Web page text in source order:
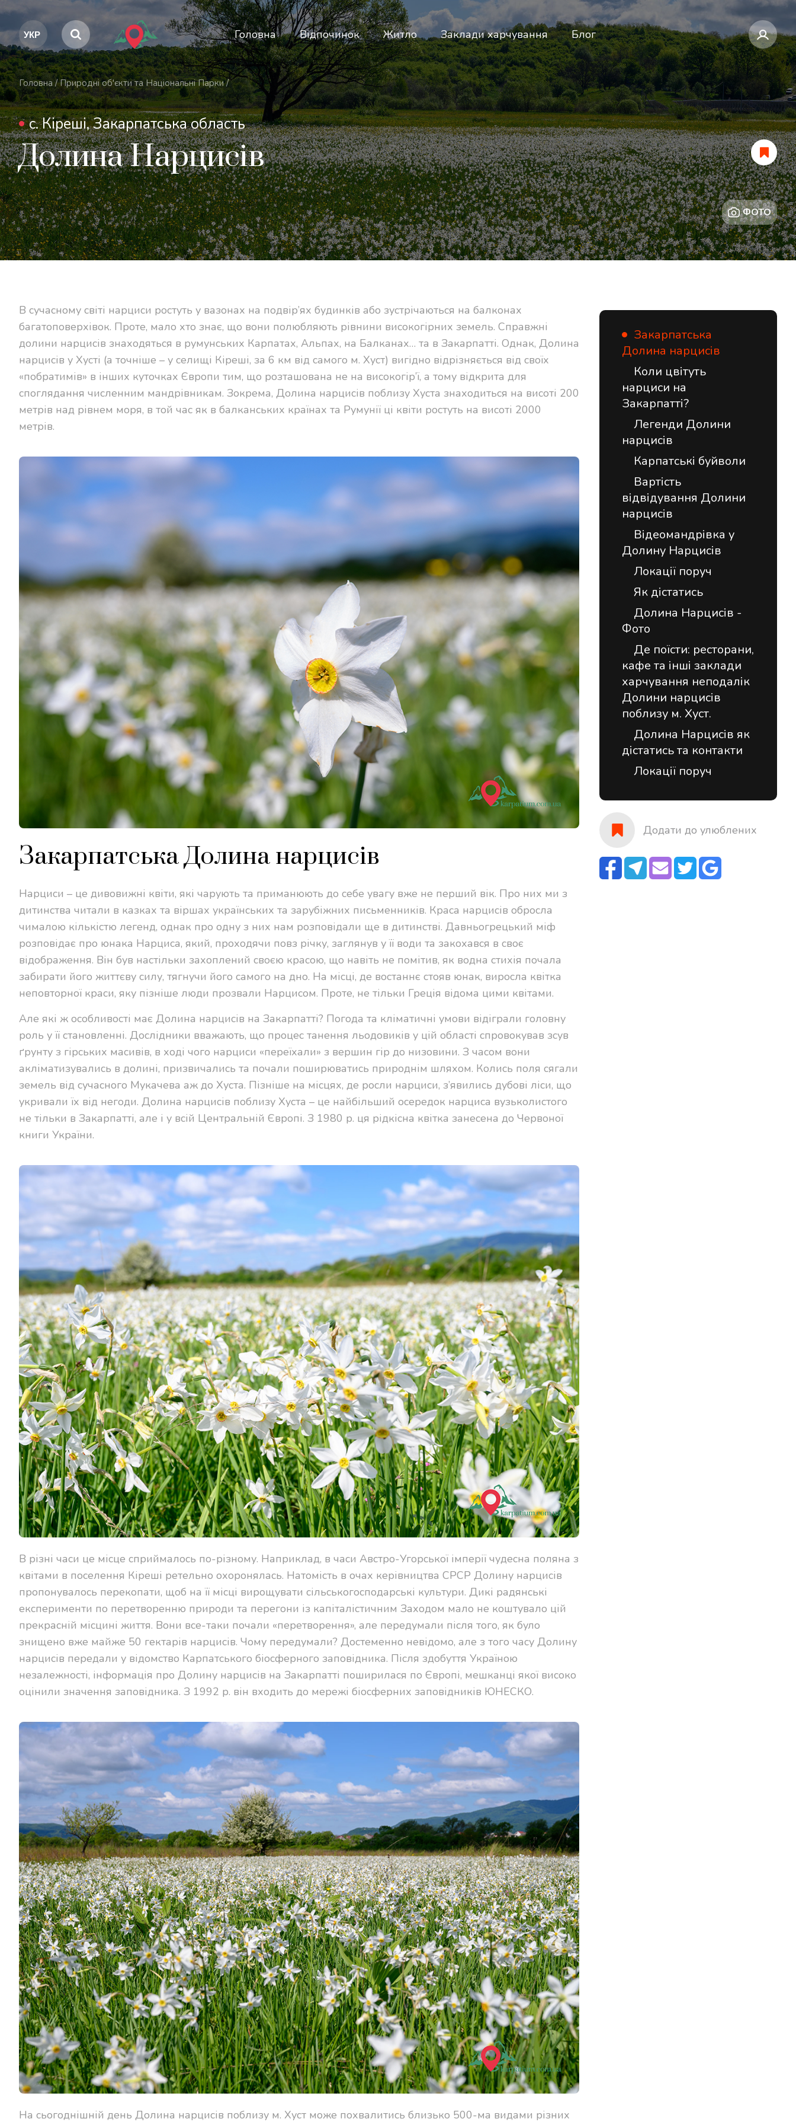
Головна Відпочинок Житло Заклади харчування Блог
Головна / Природні об'єкти та Національні Парки /
c. Кіреші, Закарпатська область
Долина Нарцисів
ФОТО
В сучасному світі нарциси ростуть у вазонах на подвір’ях будинків або зустрічаються на балконах
багатоповерхівок. Проте, мало хто знає, що вони полюбляють рівнини високогірних земель. Справжні
долини нарцисів знаходяться в румунських Карпатах, Альпах, на Балканах… та в Закарпатті. Однак, Долина
нарцисів у Хусті (а точніше – у селищі Кіреші, за 6 км від самого м. Хуст) вигідно відрізняється від своїх
«побратимів» в інших куточках Європи тим, що розташована не на високогір’ї, а тому відкрита для
споглядання численним мандрівникам. Зокрема, Долина нарцисів поблизу Хуста знаходиться на висоті 200
метрів над рівнем моря, в той час як в балканських країнах та Румунії ці квіти ростуть на висоті 2000
метрів.
Закарпатська Долина нарцисів
Нарциси – це дивовижні квіти, які чарують та приманюють до себе увагу вже не перший вік. Про них ми з
дитинства читали в казках та віршах українських та зарубіжних письменників. Краса нарцисів обросла
чималою кількістю легенд, однак про одну з них нам розповідали ще в дитинстві. Давньогрецький міф
розповідає про юнака Нарциса, який, проходячи повз річку, заглянув у її води та закохався в своє
відображення. Він був настільки захоплений своєю красою, що навіть не помітив, як водна стихія почала
забирати його життєву силу, тягнучи його самого на дно. На місці, де востаннє стояв юнак, виросла квітка
неповторної краси, яку пізніше люди прозвали Нарцисом. Проте, не тільки Греція відома цими квітами.
Але які ж особливості має Долина нарцисів на Закарпатті? Погода та кліматичні умови відіграли головну
роль у її становленні. Дослідники вважають, що процес танення льодовиків у цій області спровокував зсув
ґрунту з гірських масивів, в ході чого нарциси «переїхали» з вершин гір до низовини. З часом вони
акліматизувались в долині, призвичались та почали поширюватись природнім шляхом. Колись поля сягали
земель від сучасного Мукачева аж до Хуста. Пізніше на місцях, де росли нарциси, з’явились дубові ліси, що
укривали їх від негоди. Долина нарцисів поблизу Хуста – це найбільший осередок нарциса вузьколистого
не тільки в Закарпатті, але і у всій Центральній Європі. З 1980 р. ця рідкісна квітка занесена до Червоної
книги України.
В різні часи це місце сприймалось по-різному. Наприклад, в часи Австро-Угорської імперії чудесна поляна з
квітами в поселення Кіреші ретельно охоронялась. Натомість в очах керівництва СРСР Долину нарцисів
пропонувалось перекопати, щоб на її місці вирощувати сільськогосподарські культури. Дикі радянські
експерименти по перетворенню природи та перегони із капіталістичним Заходом мало не коштувало цій
прекрасній місцині життя. Вони все-таки почали «перетворення», але передумали після того, як було
знищено вже майже 50 гектарів нарцисів. Чому передумали? Достеменно невідомо, але з того часу Долину
нарцисів передали у відомство Карпатського біосферного заповідника. Після здобуття Україною
незалежності, інформація про Долину нарцисів на Закарпатті поширилася по Європі, мешканці якої високо
оцінили значення заповідника. З 1992 р. він входить до мережі біосферних заповідників ЮНЕСКО.
На сьогоднішній день Долина нарцисів поблизу м. Хуст може похвалитись близько 500-ма видами різних
Закарпатська
Долина нарцисів
Коли цвітуть
нарциси на
Закарпатті?
Легенди Долини
нарцисів
Карпатські буйволи
Вартість
відвідування Долини
нарцисів
Відеомандрівка у
Долину Нарцисів
Локації поруч
Як дістатись
Долина Нарцисів -
Фото
Де поїсти: ресторани,
кафе та інші заклади
харчування неподалік
Долини нарцисів
поблизу м. Хуст.
Долина Нарцисів як
дістатись та контакти
Локації поруч
Додати до улюблених